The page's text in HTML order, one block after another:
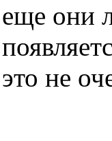
еще они
это не